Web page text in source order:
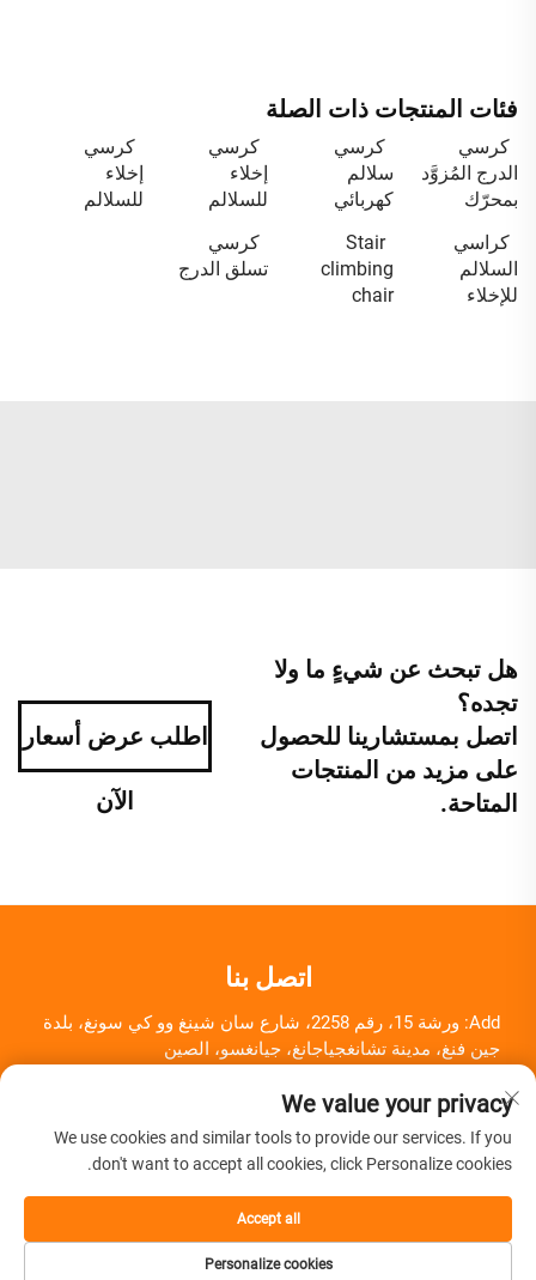
فئات المنتجات ذات الصلة
كرسي
الدرج المُزوَّد
بمحرّك
كرسي
سلالم
كهربائي
كرسي
إخلاء
للسلالم
كرسي
إخلاء
للسلالم
كراسي
السلالم
للإخلاء
Stair
climbing
chair
كرسي
تسلق الدرج
هل تبحث عن شيءٍ ما ولا
تجده؟
اتصل بمستشارينا للحصول
على مزيد من المنتجات
المتاحة.
اطلب عرض أسعار
الآن
اتصل بنا
Add: ورشة 15، رقم 2258، شارع سان شينغ وو كي سونغ، بلدة
جين فنغ، مدينة تشانغجياجانغ، جيانغسو، الصين
البريد الإلكتروني:
حقوق النشر © شركة تشانغجياجانغ هيروي لمعدات المعدات الطبية
المحدودة جميع الحقوق محفوظة -سياسة الخصوصية
We value your privacy
We use cookies and similar tools to provide our services. If you
don't want to accept all cookies, click Personalize cookies.
Personalize cookies
Accept all